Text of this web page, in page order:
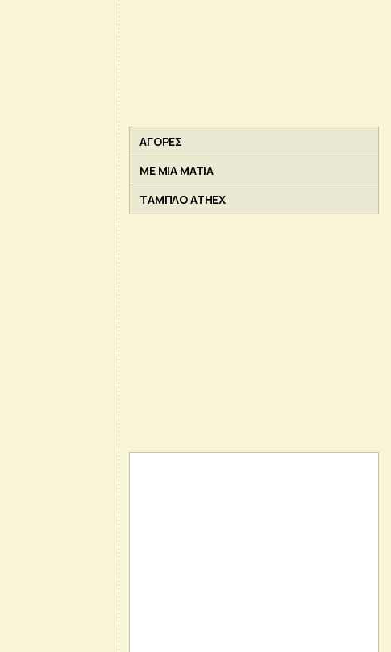
ΑΓΟΡΕΣ
ΜΕ ΜΙΑ ΜΑΤΙΑ
ΤΑΜΠΛΟ ATHEX